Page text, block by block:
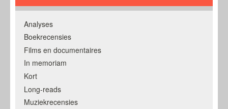
Analyses
Boekrecensies
Films en documentaires
In memoriam
Kort
Long-reads
Muziekrecensies